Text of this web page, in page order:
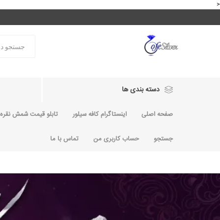
<
دسته بندی ها
صفحه اصلی اینستاگرام کافه سیلور تابلو قیمت شمش نقره
جستجو حساب کاربری من تماس با ما